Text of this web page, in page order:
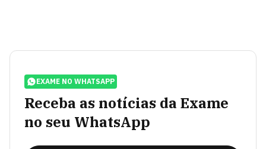
EXAME NO WHATSAPP
Receba as notícias da Exame
no seu WhatsApp